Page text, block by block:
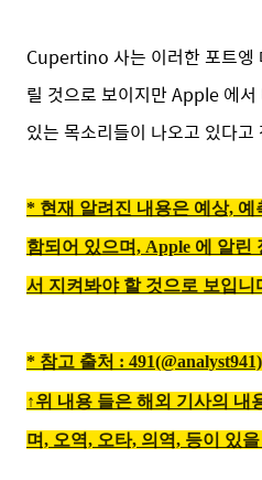
Cupertino 사는 이러한 포트엥
릴 것으로 보이지만 Apple 에
있는 목소리들이 나오고 있다고
* 현재 알려진 내용은 예상, 예
함되어 있으며, Apple 에 알린
서 지켜봐야 할 것으로 보입니
* 참고 출처 : 491(@analyst941)
↑위 내용 들은 해외 기사의 내
며, 오역, 오타, 의역, 등이 있